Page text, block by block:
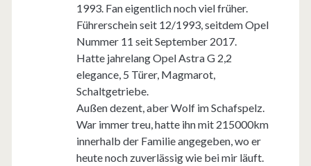
1993. Fan eigentlich noch viel früher.
Führerschein seit 12/1993, seitdem Opel
Nummer 11 seit September 2017.
Hatte jahrelang Opel Astra G 2,2
elegance, 5 Türer, Magmarot,
Schaltgetriebe.
Außen dezent, aber Wolf im Schafspelz.
War immer treu, hatte ihn mit 215000km
innerhalb der Familie angegeben, wo er
heute noch zuverlässig wie bei mir läuft.